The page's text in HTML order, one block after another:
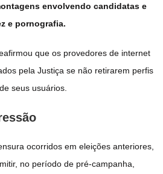
envolvendo candidatas e
e pornografia.
que os provedores de internet
pela Justiça se não retirarem perfis
seus usuários.
ocorridos em eleições anteriores,
no período de pré-campanha,